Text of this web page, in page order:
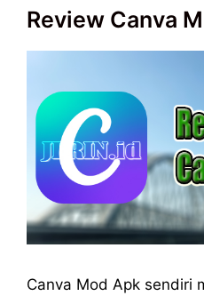
Review Canva
Canva Mod Apk sendiri